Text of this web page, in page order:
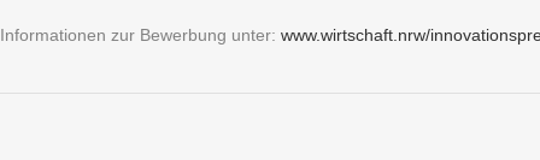
Informationen zur Bewerbung unter: www.wirtschaft.nrw/